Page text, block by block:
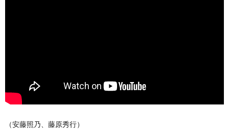
（安藤照乃、藤原秀行）